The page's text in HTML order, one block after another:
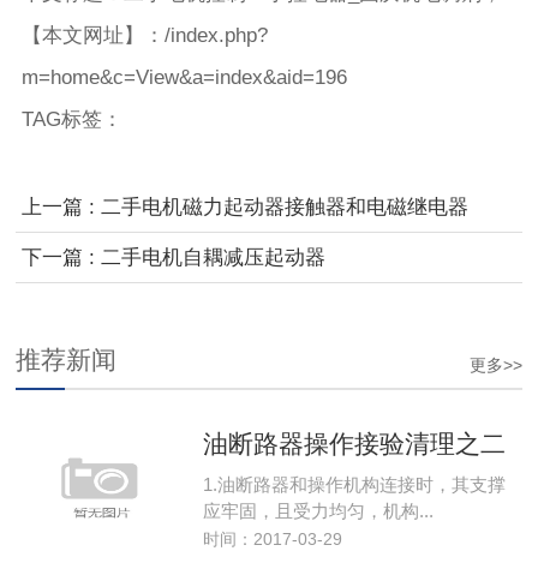
【本文网址】： /index.php?
m=home&c=View&a=index&aid=196
TAG标签 ：
上一篇 : 二手电机磁力起动器接触器和电磁继电器
（一）
下一篇 : 二手电机自耦减压起动器
更多>>
推荐新闻
油断路器操作接验清理之二
1.油断路器和操作机构连接时，其支撑
应牢固，且受力均匀，机构...
时间：2017-03-29